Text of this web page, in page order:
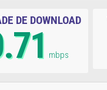
DE DOWNLOAD
mbps